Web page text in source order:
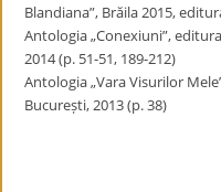
Blandiana”, Brăila 2015,
Antologia „Conexiuni”,
2014 (p. 51-51, 189-212)
Antologia „Vara Visurilor
București, 2013 (p. 38)